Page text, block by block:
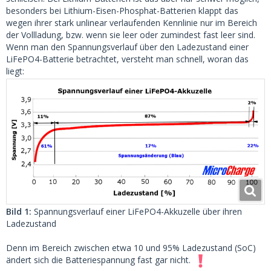
besonders bei Lithium-Eisen-Phosphat-Batterien klappt das
wegen ihrer stark unlinear verlaufenden Kennlinie nur im Bereich
der Vollladung, bzw. wenn sie leer oder zumindest fast leer sind.
Wenn man den Spannungsverlauf über den Ladezustand einer
LiFePO4-Batterie betrachtet, versteht man schnell, woran das
liegt:
Bild 1: Spannungsverlauf einer LiFePO4-Akkuzelle über ihren
Ladezustand
Denn im Bereich zwischen etwa 10 und 95% Ladezustand (SoC)
ändert sich die Batteriespannung fast gar nicht.